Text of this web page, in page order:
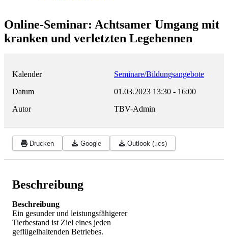
Online-Seminar: Achtsamer Umgang mit
kranken und verletzten Legehennen
Kalender
Seminare/Bildungsangebote
Datum
01.03.2023 13:30 - 16:00
Autor
TBV-Admin
Drucken Google Outlook (.ics)
Beschreibung
Beschreibung
Ein gesunder und leistungsfähigerer
Tierbestand ist Ziel eines jeden
geflügelhaltenden Betriebes.